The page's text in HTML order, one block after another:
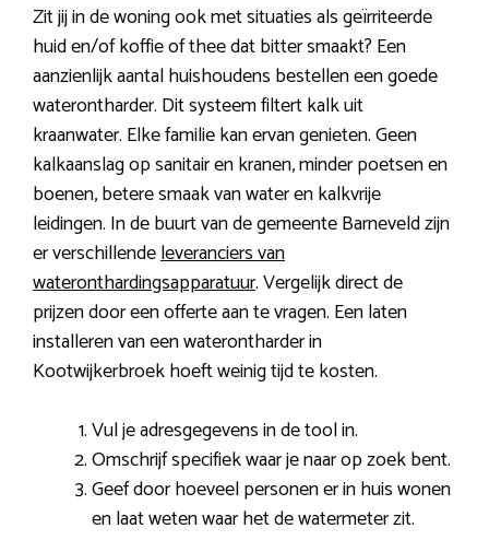
Zit jij in de woning ook met situaties als geïrriteerde
huid en/of koffie of thee dat bitter smaakt? Een
aanzienlijk aantal huishoudens bestellen een goede
waterontharder. Dit systeem filtert kalk uit
kraanwater. Elke familie kan ervan genieten. Geen
kalkaanslag op sanitair en kranen, minder poetsen en
boenen, betere smaak van water en kalkvrije
leidingen. In de buurt van de gemeente Barneveld zijn
er verschillendeleveranciers van
wateronthardingsapparatuur. Vergelijk direct de
prijzen door een offerte aan te vragen. Een laten
installeren van een waterontharder in
Kootwijkerbroek hoeft weinig tijd te kosten.
Vul je adresgegevens in de tool in.
Omschrijf specifiek waar je naar op zoek bent.
Geef door hoeveel personen er in huis wonen
en laat weten waar het de watermeter zit.